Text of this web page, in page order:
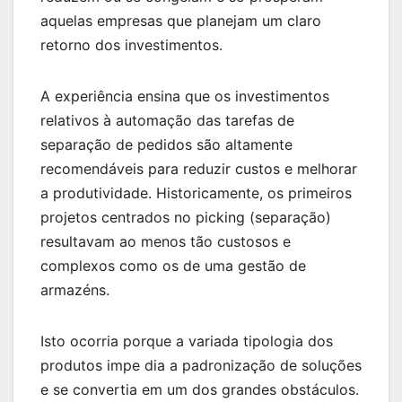
aquelas empresas que planejam um claro
retorno dos investimentos.
A experiência ensina que os investimentos
relativos à automação das tarefas de
separação de pedidos são altamente
recomendáveis para reduzir custos e melhorar
a produtividade. Historicamente, os primeiros
projetos centrados no picking (separação)
resultavam ao menos tão custosos e
complexos como os de uma gestão de
armazéns.
Isto ocorria porque a variada tipologia dos
produtos impe dia a padronização de soluções
e se convertia em um dos grandes obstáculos.